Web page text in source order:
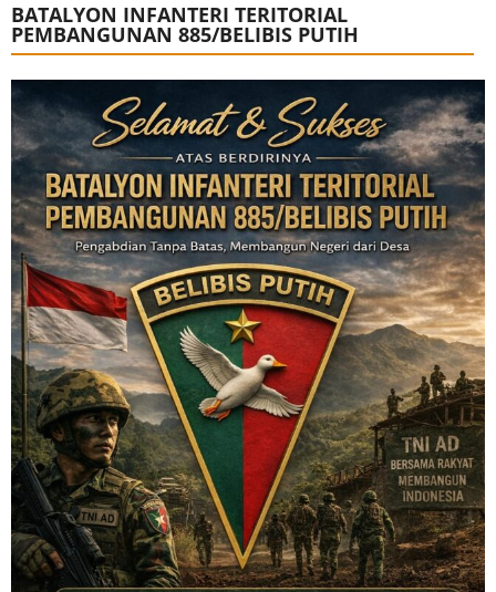
BATALYON INFANTERI TERITORIAL
PEMBANGUNAN 885/BELIBIS PUTIH